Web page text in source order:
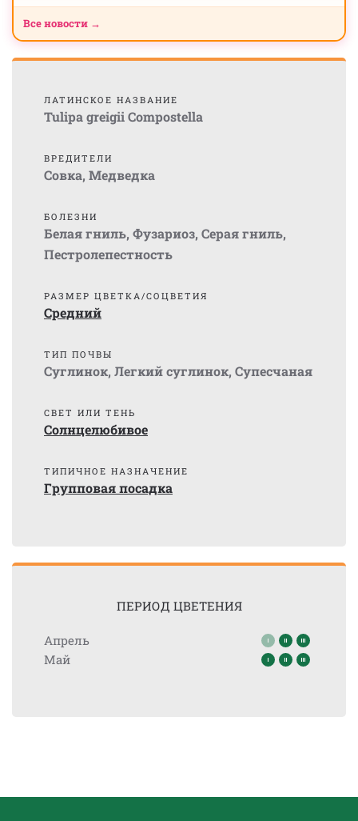
Все новости →
ЛАТИНСКОЕ НАЗВАНИЕ
Tulipa greigii Compostella
ВРЕДИТЕЛИ
Совка, Медведка
БОЛЕЗНИ
Белая гниль, Фузариоз, Серая гниль,
Пестролепестность
РАЗМЕР ЦВЕТКА/СОЦВЕТИЯ
Средний
ТИП ПОЧВЫ
Суглинок, Легкий суглинок, Супесчаная
СВЕТ ИЛИ ТЕНЬ
Солнцелюбивое
ТИПИЧНОЕ НАЗНАЧЕНИЕ
Групповая посадка
ПЕРИОД ЦВЕТЕНИЯ
Апрель
Май